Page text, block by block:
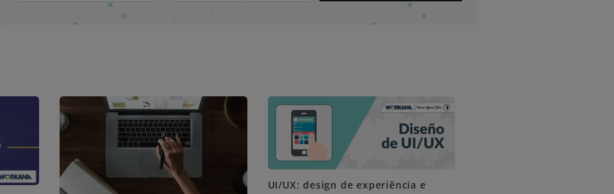
UI/UX: design de experiência e